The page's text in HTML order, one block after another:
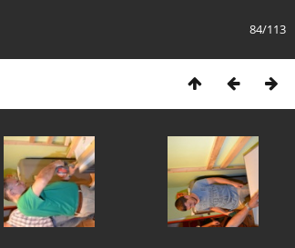
84/113